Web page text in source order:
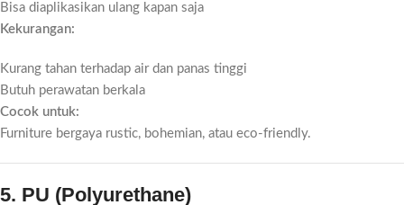
Bisa diaplikasikan ulang kapan saja
Kekurangan:
Kurang tahan terhadap air dan panas tinggi
Butuh perawatan berkala
Cocok untuk:
Furniture bergaya rustic, bohemian, atau eco-friendly.
5. PU (Polyurethane)